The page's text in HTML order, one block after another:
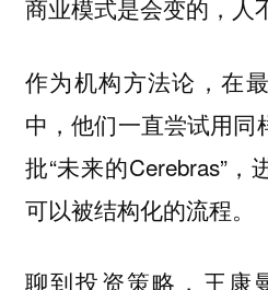
商业模式是会变的，人
作为机构方法论，在
中，他们一直尝试用同
批“未来的Cerebras”
可以被结构化的流程。
聊到投资策略，王康